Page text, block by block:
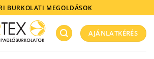
BURKOLATI MEGOLDÁSOK
AJÁNLATKÉRÉS